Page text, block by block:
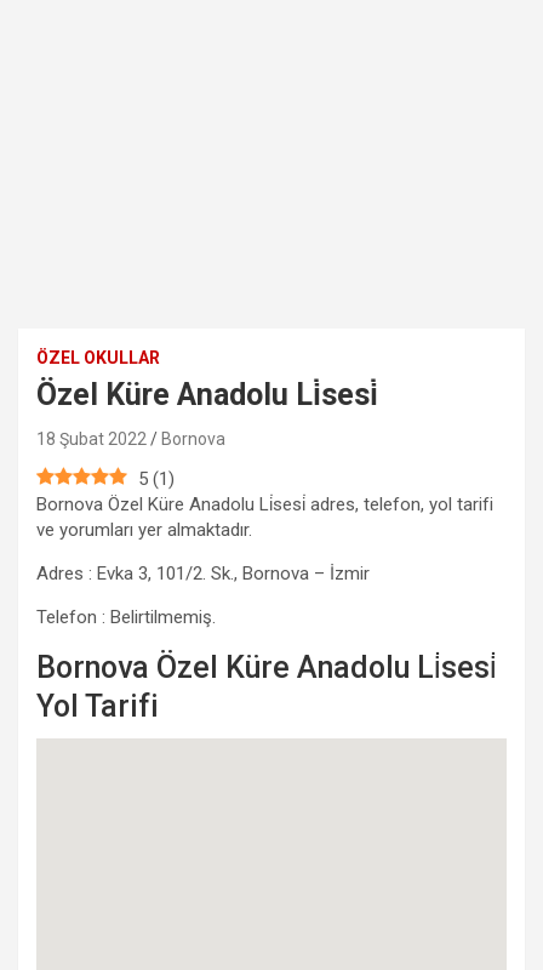
ÖZEL OKULLAR
Özel Küre Anadolu Li̇sesi̇
18 Şubat 2022 Bornova
5 (1)
Bornova Özel Küre Anadolu Li̇sesi̇ adres, telefon, yol tarifi
ve yorumları yer almaktadır.
Adres : Evka 3, 101/2. Sk., Bornova – İzmir
Telefon : Belirtilmemiş.
Bornova Özel Küre Anadolu Li̇sesi̇
Yol Tarifi